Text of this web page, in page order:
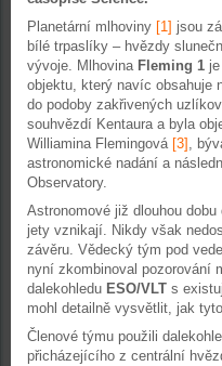
Planetární mlhoviny [1] jsou
bílé trpaslíky – hvězdy
vývoje. Mlhovina Fleming 1
objektu, který navíc obsahuje
do podoby zakřivených
souhvězdí Kentaura a byla
Williamina Flemingová[3] ,
astronomické nadání a
Observatory.
Astronomové již dlouhou
jety vznikají. Nikdy však
závěru. Vědecký tým pod
nyní zkombinoval pozorování
dalekohledu ESO/VLT s
mohl detailně vysvětlit, jak
Členové týmu použili
přicházejícího z centrální